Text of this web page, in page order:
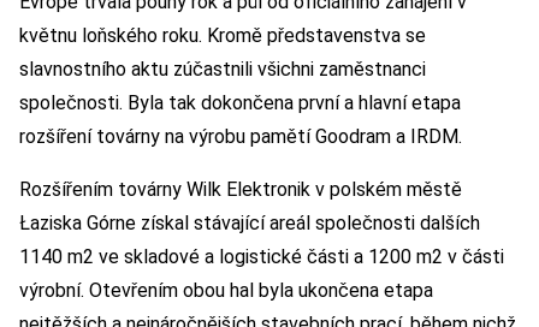
květnu loňského roku. Kromě představenstva se
slavnostního aktu zúčastnili všichni zaměstnanci
společnosti. Byla tak dokončena první a hlavní etapa
rozšíření továrny na výrobu pamětí Goodram a IRDM.
Rozšířením továrny Wilk Elektronik v polském městě
Łaziska Górne získal stávající areál společnosti dalších
1140 m2 ve skladové a logistické části a 1200 m2 v části
výrobní. Otevřením obou hal byla ukončena etapa